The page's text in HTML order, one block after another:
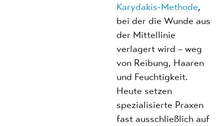
Karydakis-Methode,
bei der die Wunde aus
der Mittellinie
verlagert wird – weg
von Reibung, Haaren
und Feuchtigkeit.
Heute setzen
spezialisierte Praxen
fast ausschließlich auf